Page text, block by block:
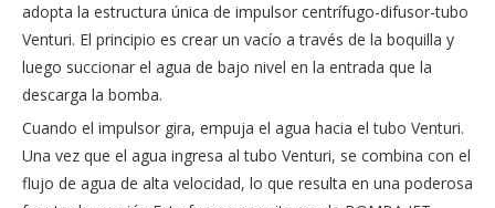
adopta la estructura única de impulsor centrífugo-difusor-tubo
Venturi. El principio es crear un vacío a través de la boquilla y
luego succionar el agua de bajo nivel en la entrada que la
descarga la bomba.
Cuando el impulsor gira, empuja el agua hacia el tubo Venturi.
Una vez que el agua ingresa al tubo Venturi, se combina con el
flujo de agua de alta velocidad, lo que resulta en una poderosa